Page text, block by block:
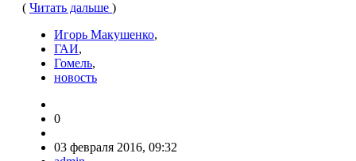
( Читать дальше )
Игорь Макушенко,
ГАИ,
Гомель,
новость
0
03 февраля 2016, 09:32